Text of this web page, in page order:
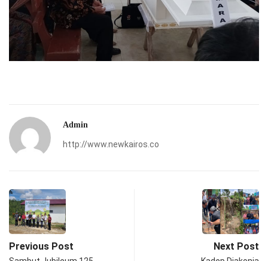
Admin
http://www.newkairos.co
Previous Post Next Post